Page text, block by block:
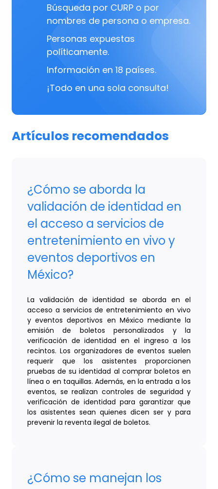
Búsqueda por CURP o por
nombres de persona o empresa.
Personas expuestas
políticamente.
Información en 18 países.
¡Todo en una sola consulta!
Artículos recomendados
¿Cómo se aborda la
validación de identidad en
el acceso a servicios de
entretenimiento en vivo y
eventos deportivos en
México?
La validación de identidad se aborda en el
acceso a servicios de entretenimiento en vivo
y eventos deportivos en México mediante la
emisión de boletos personalizados y la
verificación de identidad en el ingreso a los
recintos. Los organizadores de eventos suelen
requerir que los asistentes proporcionen
pruebas de su identidad al comprar boletos en
línea o en taquillas. Además, en la entrada a los
eventos, se realizan controles de seguridad y
verificación de identidad para garantizar que
los asistentes sean quienes dicen ser y para
prevenir la reventa ilegal de boletos.
¿Cómo se manejan los